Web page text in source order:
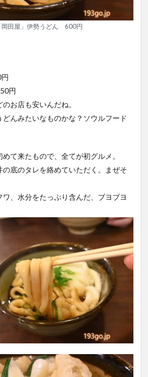
岡田屋」伊勢うどん 600円
円
お店も安いんだね。
どんみたいなものかな？ソウルフード
て来たもので、全てが初グルメ。
の底のタレを絡めていただく。まぜそ
、水分をたっぷり含んだ、ブヨブヨ